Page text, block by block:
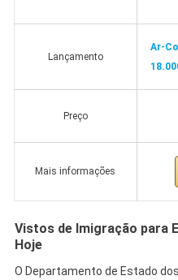
Lançamento
Ar-
Preço
Mais informações
Vistos de Imigração para
Hoje
O Departamento de Estado